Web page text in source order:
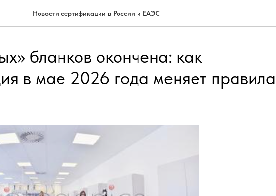
Новости сертификации в России и ЕАЭС
бланков окончена: как
в мае 2026 года меняет правила